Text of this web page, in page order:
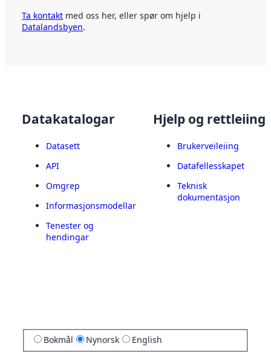
Ta kontakt med oss her, eller spør om hjelp i
Datalandsbyen.
Datakatalogar
Datasett
API
Omgrep
Informasjonsmodellar
Tenester og
hendingar
Hjelp og rettleiing
Brukerveileiing
Datafellesskapet
Teknisk
dokumentasjon
Bokmål Nynorsk English